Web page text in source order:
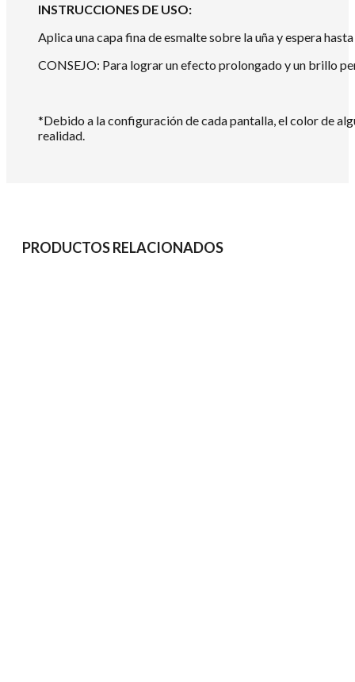
INSTRUCCIONES DE USO:
Aplica una capa fina de esmalte sobre la uña y espera
CONSEJO: Para lograr un efecto prolongado y un brillo
*Debido a la configuración de cada pantalla, el color de
realidad.
PRODUCTOS RELACIONADOS